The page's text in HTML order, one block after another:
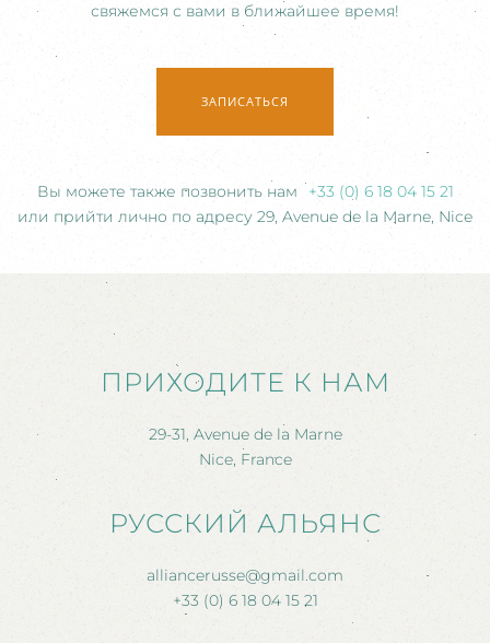
свяжемся с вами в ближайшее время!
ЗАПИСАТЬСЯ
Вы можете также позвонить нам
+33 (0) 6 18 04 15 21
или прийти лично по адресу 29, Avenue de la Marne, Nice
ПРИХОДИТЕ К НАМ
29-31, Avenue de la Marne
Nice, France
РУССКИЙ АЛЬЯНС
alliancerusse@gmail.com
+33 (0) 6 18 04 15 21